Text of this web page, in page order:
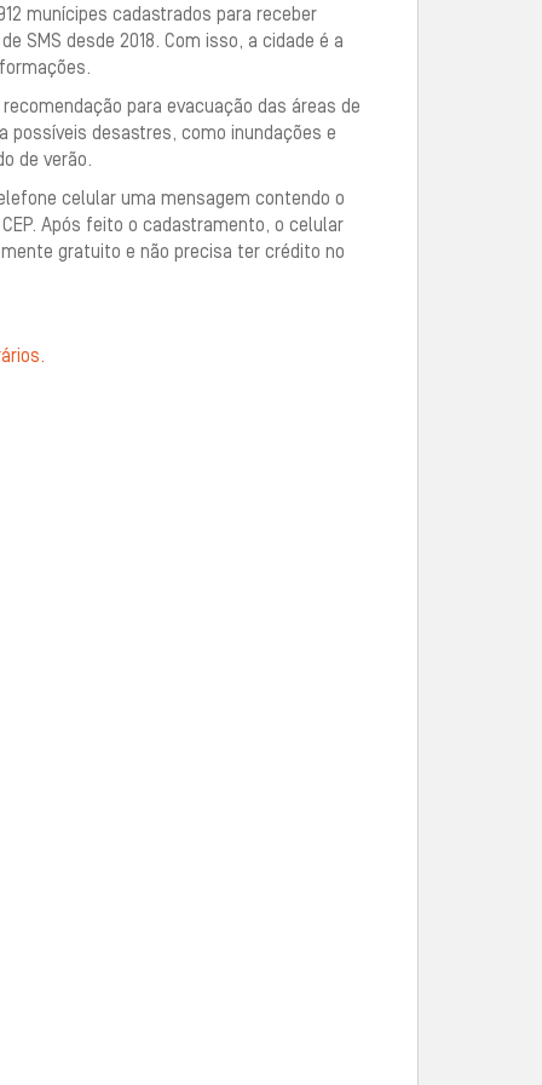
munícipes cadastrados para receber
SMS desde 2018. Com isso, a cidade é a
para evacuação das áreas de
possíveis desastres, como inundações e
de verão.
celular uma mensagem contendo o
Após feito o cadastramento, o celular
gratuito e não precisa ter crédito no